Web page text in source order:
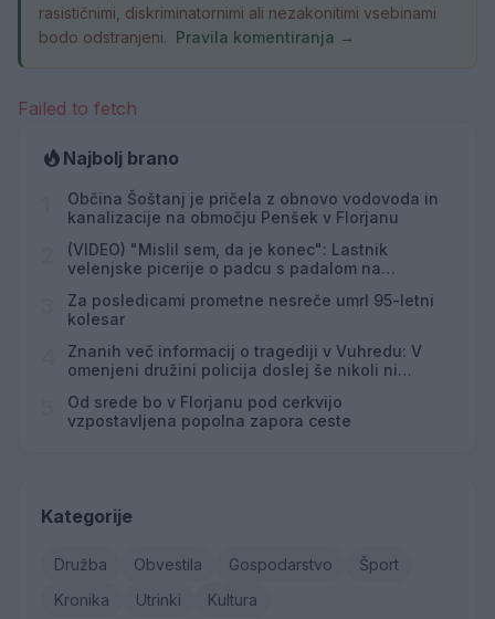
rasističnimi, diskriminatornimi ali nezakonitimi vsebinami
bodo odstranjeni. Pravila komentiranja →
Failed to fetch
Najbolj brano
Občina Šoštanj je pričela z obnovo vodovoda in
kanalizacije na območju Penšek v Florjanu
(VIDEO) "Mislil sem, da je konec": Lastnik
velenjske picerije o padcu s padalom na
Za posledicami prometne nesreče umrl 95-letni
kolesar
Znanih več informacij o tragediji v Vuhredu: V
omenjeni družini policija doslej še nikoli ni
Od srede bo v Florjanu pod cerkvijo
vzpostavljena popolna zapora ceste
Kategorije
Družba Obvestila Gospodarstvo
Šport
Kronika
Utrinki Kultura